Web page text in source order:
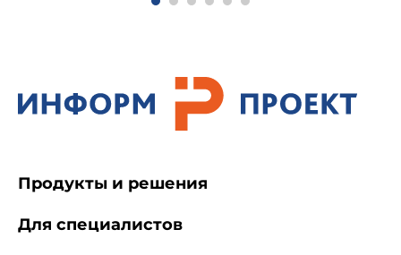
Продукты и решения
Для специалистов